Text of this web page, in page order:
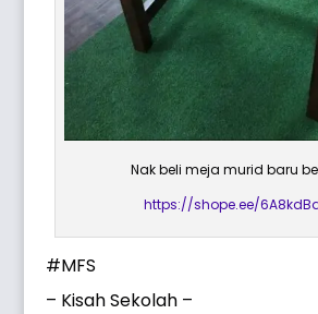
Nak beli meja murid baru
https://shope.ee/
#MFS
– Kisah Sekolah –